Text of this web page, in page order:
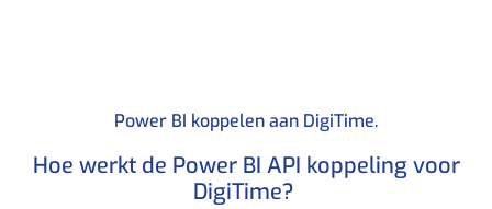
Power BI koppelen aan DigiTime.​
Hoe werkt de Power BI API koppeling voor
DigiTime? ​